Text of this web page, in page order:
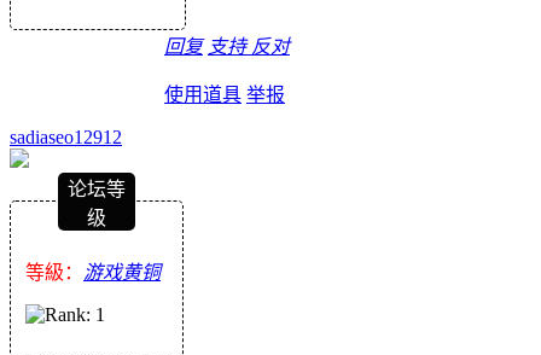
回复 支持 反对
使用道具 举报
sadiaseo12912
论坛等
级
等級： 游戏黄铜